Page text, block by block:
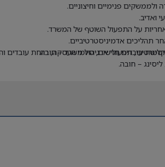
ולממשקים פנימיים וחיצוניים.
ואדיב.
על התפעול השוטף של המשרד.
תהליכים אדמיניסטרטיביים.
עובדים חדשים, סיומי העסקה, רווחת עובדים
תפעולי או ניהול משרד – חובה.
– חובה.
משימות.